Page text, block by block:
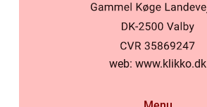
web: www.klikko.dk